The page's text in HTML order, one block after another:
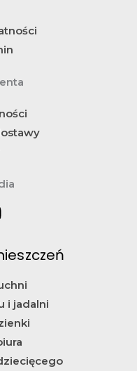
i jadalni